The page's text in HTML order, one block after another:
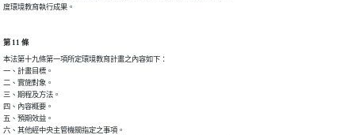
度環境教育執行成果。
第 11 條
本法第十九條第一項所定環境教育計畫之內容如下：
一、計畫目標。
二、實施對象。
三、期程及方法。
四、內容概要。
五、預期效益。
六、其他經中央主管機關指定之事項。